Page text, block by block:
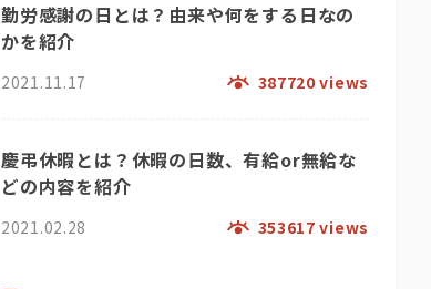
勤労感謝の日とは？由来や何をする日なの
かを紹介
2021.11.17 387720 views
慶弔休暇とは？休暇の日数、有給or無給な
どの内容を紹介
2021.02.28 353617 views